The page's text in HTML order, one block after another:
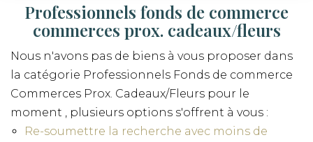
RECRUTEMENT
CONTACT
Budget max
Plus de critères Créer une alerte
Professionnels fonds de commerce
commerces prox. cadeaux/fleurs
Nous n'avons pas de biens à vous proposer dans
la catégorie Professionnels Fonds de commerce
Commerces Prox. Cadeaux/Fleurs pour le
moment , plusieurs options s'offrent à vous :
Re-soumettre la recherche avec moins de